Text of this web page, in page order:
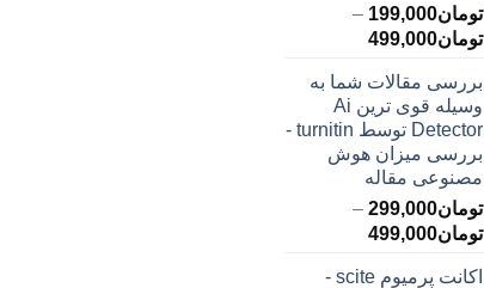
تومان199,000
–
تومان499,000محدوده
تومان199,000
تا
تومان499,000
بررسی مقالات شما به
وسیله قوی ترین Ai
Detector توسط turnitin -
بررسی میزان هوش
مصنوعی مقاله
تومان299,000
–
تومان499,000محدوده
اکانت پرمیوم scite -